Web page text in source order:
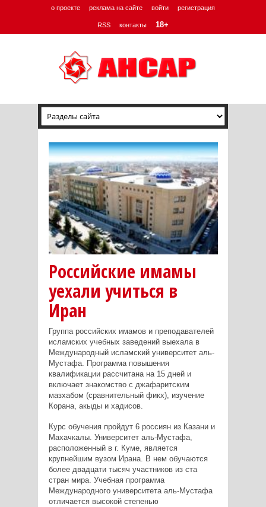
о проекте реклама на сайте войти регистрация
RSS контакты 18+
Российские имамы
уехали учиться в
Иран
Группа российских имамов и преподавателей
исламских учебных заведений выехала в
Международный исламский университет аль-
Мустафа. Программа повышения
квалификации рассчитана на 15 дней и
включает знакомство с джафаритским
мазхабом (сравнительный фикх), изучение
Корана, акыды и хадисов.
Курс обучения пройдут 6 россиян из Казани и
Махачкалы. Университет аль-Мустафа,
расположенный в г. Куме, является
крупнейшим вузом Ирана. В нем обучаются
более двадцати тысяч участников из ста
стран мира. Учебная программа
Международного университета аль-Мустафа
отличается высокой степенью